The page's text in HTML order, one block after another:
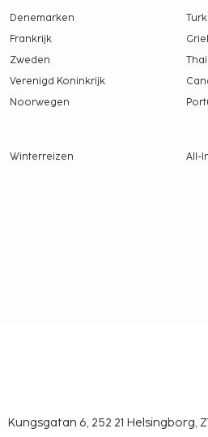
volledig. Toeslagen en
zijn huisdieren en
Denemarken
Frankrijk
Zweden
Verenigd Koninkrijk
Noorwegen
Winterreizen All-
Kungsgatan 6, 252 21 Helsingborg,